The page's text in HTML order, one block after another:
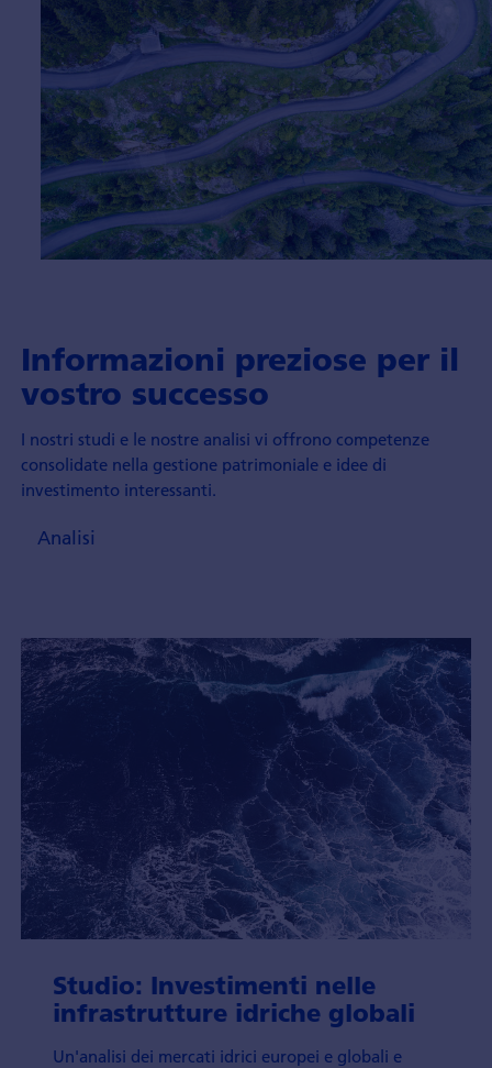
Informazioni preziose per il
vostro successo
I nostri studi e le nostre analisi vi offrono competenze
consolidate nella gestione patrimoniale e idee di
investimento interessanti.
Analisi
Studio: Investimenti nelle
infrastrutture idriche globali
Un'analisi dei mercati idrici europei e globali e